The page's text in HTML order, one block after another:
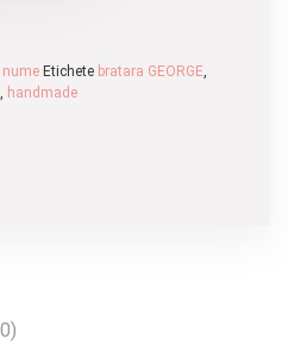
nume Etichete bratara GEORGE,
, handmade